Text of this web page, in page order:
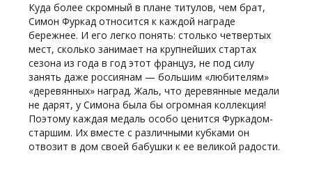
Куда более скромный в плане титулов, чем брат,
Симон Фуркад относится к каждой награде
бережнее. И его легко понять: столько четвертых
мест, сколько занимает на крупнейших стартах
сезона из года в год этот француз, не под силу
занять даже россиянам — большим «любителям»
«деревянных» наград. Жаль, что деревянные медали
не дарят, у Симона была бы огромная коллекция!
Поэтому каждая медаль особо ценится Фуркадом-
старшим. Их вместе с различными кубками он
отвозит в дом своей бабушки к ее великой радости.